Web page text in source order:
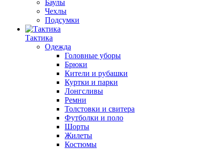
Баулы
Чехлы
Подсумки
Тактика
Одежда
Головные уборы
Брюки
Кители и рубашки
Куртки и парки
Лонгсливы
Ремни
Толстовки и свитера
Футболки и поло
Шорты
Жилеты
Костюмы